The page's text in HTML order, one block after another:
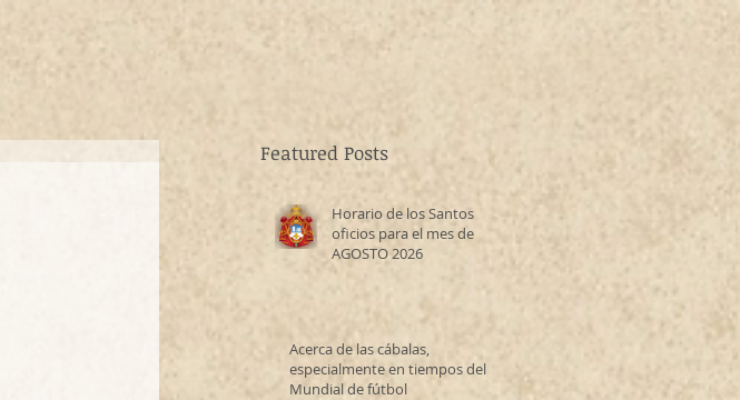
Featured Posts
Horario de los Santos
oficios para el mes de
AGOSTO 2026
Acerca de las cábalas,
especialmente en tiempos del
Mundial de fútbol